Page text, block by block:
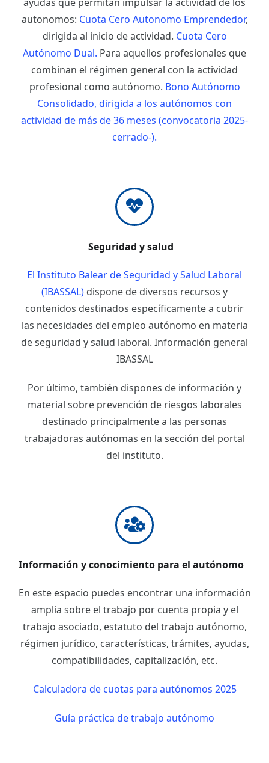
autonomos: Cuota Cero Autonomo Emprendedor,
dirigida al inicio de actividad. Cuota Cero
Autónomo Dual. Para aquellos profesionales que
combinan el régimen general con la actividad
profesional como autónomo. Bono Autónomo
Consolidado, dirigida a los autónomos con
actividad de más de 36 meses (convocatoria 2025-
cerrado-).
Seguridad y salud
El Instituto Balear de Seguridad y Salud Laboral
(IBASSAL) dispone de diversos recursos y
contenidos destinados específicamente a cubrir
las necesidades del empleo autónomo en materia
de seguridad y salud laboral. Información general
IBASSAL
Por último, también dispones de información y
material sobre prevención de riesgos laborales
destinado principalmente a las personas
trabajadoras autónomas en la sección del portal
del instituto.
Información y conocimiento para el autónomo
En este espacio puedes encontrar una información
amplia sobre el trabajo por cuenta propia y el
trabajo asociado, estatuto del trabajo autónomo,
régimen jurídico, características, trámites, ayudas,
compatibilidades, capitalización, etc.
Calculadora de cuotas para autónomos 2025
Guía práctica de trabajo autónomo